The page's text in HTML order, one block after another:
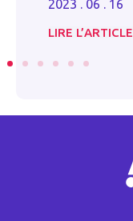
2023 . 06 . 16
LIRE L’ARTICLE